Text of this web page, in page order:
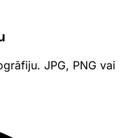
JPG, PNG vai